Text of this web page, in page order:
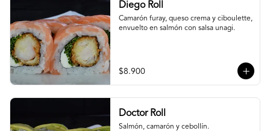
Diego Roll
Camarón furay, queso crema y ciboulette,
envuelto en salmón con salsa unagi.
$8.900
Doctor Roll
Salmón, camarón y cebollín.